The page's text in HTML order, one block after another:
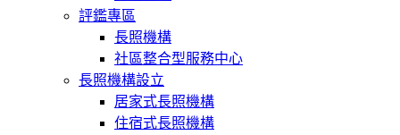
評鑑專區
長照機構
社區整合型服務中心
長照機構設立
居家式長照機構
住宿式長照機構